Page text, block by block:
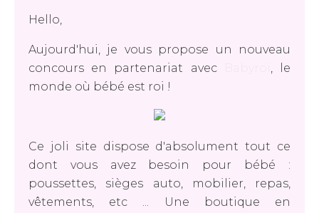
Hello,
Aujourd'hui, je vous propose un nouveau
concours en partenariat avec
, le
monde où bébé est roi !
Ce joli site dispose d'absolument tout ce
dont vous avez besoin pour bébé :
poussettes, sièges auto, mobilier, repas,
vêtements, etc ... Une boutique en